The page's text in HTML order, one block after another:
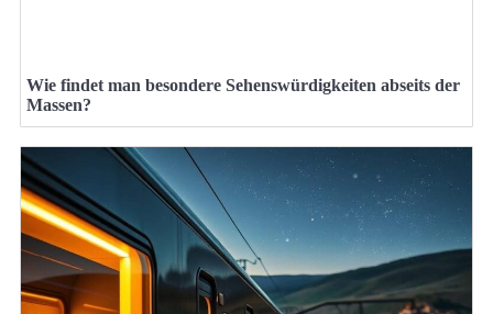
Wie findet man besondere Sehenswürdigkeiten abseits der
Massen?